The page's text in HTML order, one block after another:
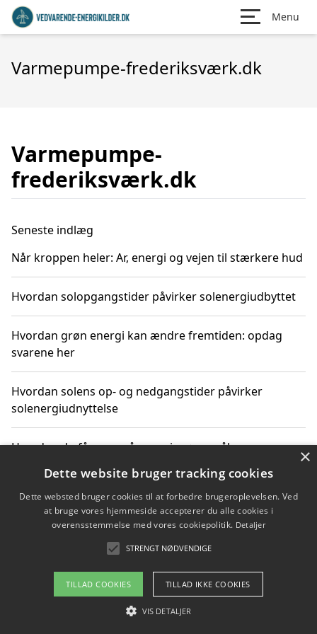
Menu
Varmepumpe-frederiksværk.dk
Varmepumpe-
frederiksværk.dk
Seneste indlæg
Når kroppen heler: Ar, energi og vejen til stærkere hud
Hvordan solopgangstider påvirker solenergiudbyttet
Hvordan grøn energi kan ændre fremtiden: opdag
svarene her
Hvordan solens op- og nedgangstider påvirker
solenergiudnyttelse
Hvordan du får svar på energispørgsmål om
Copyright 2026 - Pilanto Aps
Om / kontakt
Blog Betingelser
×
Dette website bruger tracking cookies
Dette websted bruger cookies til at forbedre brugeroplevelsen. Ved
at bruge vores hjemmeside accepterer du alle cookies i
overensstemmelse med vores cookiepolitik. Detaljer
STRENGT NØDVENDIGE
TILLAD COOKIES TILLAD IKKE COOKIES
VIS DETALJER